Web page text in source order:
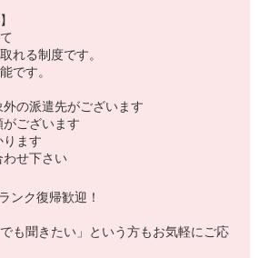
れる制度です。
です。
の派遣先がございます
ございます
ます
せ下さい
ンク復帰歓迎！
も聞きたい」という方もお気軽にご応